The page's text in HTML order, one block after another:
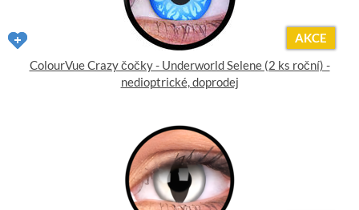
AKCE
ColourVue Crazy čočky - Underworld Selene (2 ks roční) -
nedioptrické, doprodej